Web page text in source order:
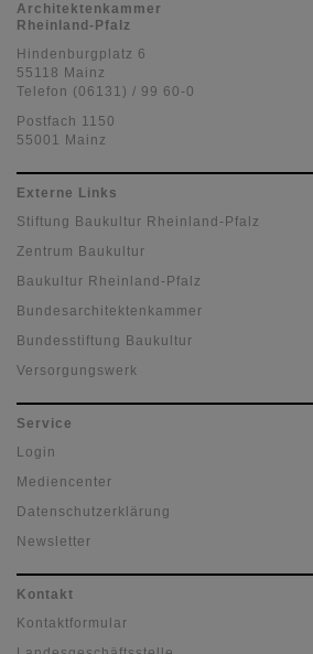
Architektenkammer
Rheinland-Pfalz
Hindenburgplatz 6
55118 Mainz
Telefon (06131) / 99 60-0
Postfach 1150
55001 Mainz
Externe Links
Stiftung Baukultur Rheinland-Pfalz
Zentrum Baukultur
Baukultur Rheinland-Pfalz
Bundesarchitektenkammer
Bundesstiftung Baukultur
Versorgungswerk
Service
Login
Mediencenter
Datenschutzerklärung
Newsletter
Kontakt
Kontaktformular